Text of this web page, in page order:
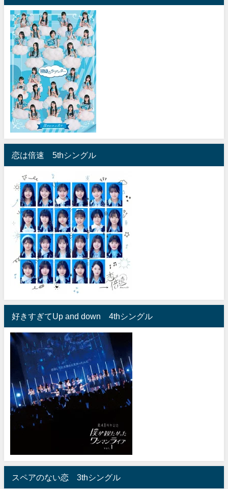
恋は倍速 5thシングル
好きすぎてUp and down 4thシングル
スペアのない恋 3thシングル